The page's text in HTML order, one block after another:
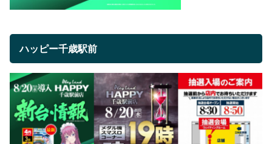
ハッピー千歳駅前